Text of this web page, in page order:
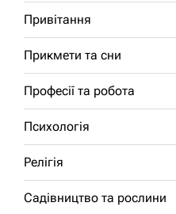
Привітання
Прикмети та сни
Професії та робота
Психологія
Релігія
Садівництво та рослини